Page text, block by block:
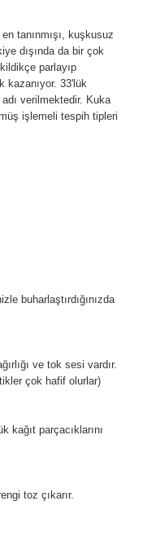
tanınmışı, kuşkusuz
dışında da bir çok
parlayıp
kazanıyor. 33'lük
verilmektedir. Kuka
işlemeli tespih tipleri
buharlaştırdığınızda
ve tok sesi vardır.
çok hafif olurlar)
kağıt parçacıklarını
toz çıkarır.